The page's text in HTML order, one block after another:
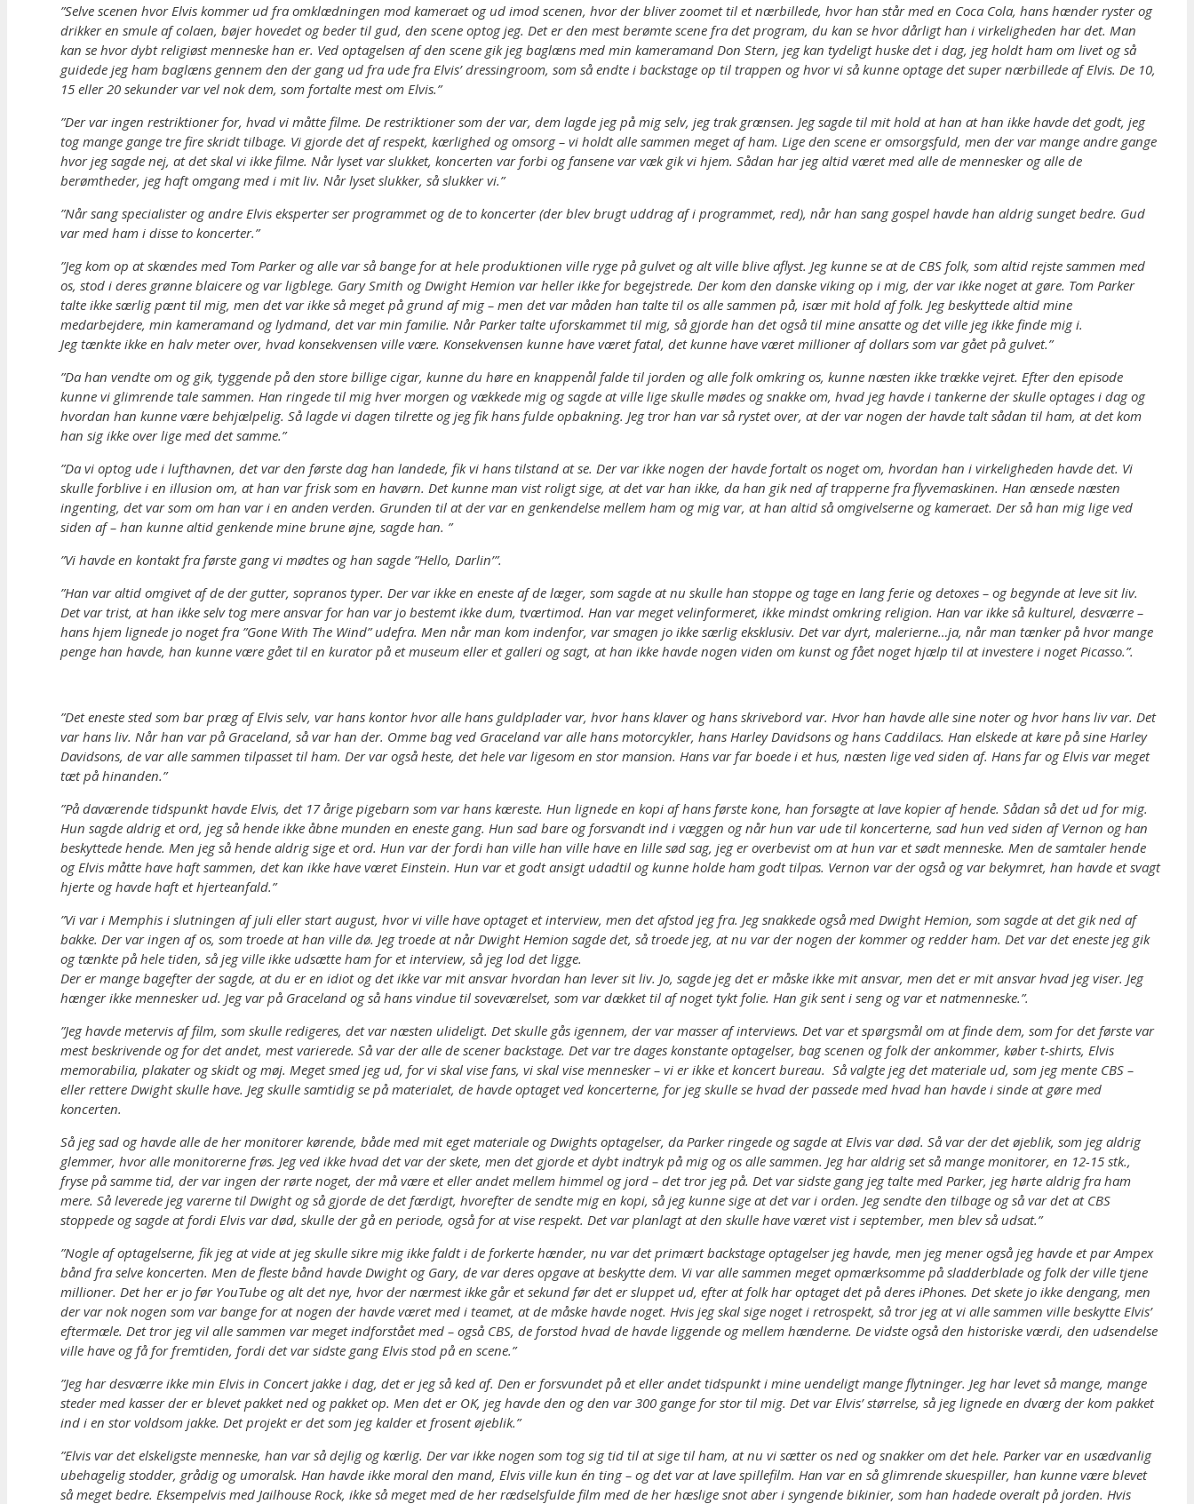
”Selve scenen hvor Elvis kommer ud fra omklædningen mod kameraet og ud imod scenen, hvor der bliver zoomet til et nærbillede, hvor han står med en Coca Cola, hans hænder ryster og
drikker en smule af colaen, bøjer hovedet og beder til gud, den scene optog jeg. Det er den mest berømte scene fra det program, du kan se hvor dårligt han i virkeligheden har det. Man
kan se hvor dybt religiøst menneske han er. Ved optagelsen af den scene gik jeg baglæns med min kameramand Don Stern, jeg kan tydeligt huske det i dag, jeg holdt ham om livet og så
guidede jeg ham baglæns gennem den der gang ud fra ude fra Elvis’ dressingroom, som så endte i backstage op til trappen og hvor vi så kunne optage det super nærbillede af Elvis. De 10,
15 eller 20 sekunder var vel nok dem, som fortalte mest om Elvis.”
”Der var ingen restriktioner for, hvad vi måtte filme. De restriktioner som der var, dem lagde jeg på mig selv, jeg trak grænsen. Jeg sagde til mit hold at han at han ikke havde det godt, jeg
tog mange gange tre fire skridt tilbage. Vi gjorde det af respekt, kærlighed og omsorg – vi holdt alle sammen meget af ham. Lige den scene er omsorgsfuld, men der var mange andre gange
hvor jeg sagde nej, at det skal vi ikke filme. Når lyset var slukket, koncerten var forbi og fansene var væk gik vi hjem. Sådan har jeg altid været med alle de mennesker og alle de
berømtheder, jeg haft omgang med i mit liv. Når lyset slukker, så slukker vi.”
”Når sang specialister og andre Elvis eksperter ser programmet og de to koncerter (der blev brugt uddrag af i programmet, red), når han sang gospel havde han aldrig sunget bedre. Gud
var med ham i disse to koncerter.”
”Jeg kom op at skændes med Tom Parker og alle var så bange for at hele produktionen ville ryge på gulvet og alt ville blive aflyst. Jeg kunne se at de CBS folk, som altid rejste sammen med
os, stod i deres grønne blaicere og var ligblege. Gary Smith og Dwight Hemion var heller ikke for begejstrede. Der kom den danske viking op i mig, der var ikke noget at gøre. Tom Parker
talte ikke særlig pænt til mig, men det var ikke så meget på grund af mig – men det var måden han talte til os alle sammen på, især mit hold af folk. Jeg beskyttede altid mine
medarbejdere, min kameramand og lydmand, det var min familie. Når Parker talte uforskammet til mig, så gjorde han det også til mine ansatte og det ville jeg ikke finde mig i.
Jeg tænkte ikke en halv meter over, hvad konsekvensen ville være. Konsekvensen kunne have været fatal, det kunne have været millioner af dollars som var gået på gulvet.”
”Da han vendte om og gik, tyggende på den store billige cigar, kunne du høre en knappenål falde til jorden og alle folk omkring os, kunne næsten ikke trække vejret. Efter den episode
kunne vi glimrende tale sammen. Han ringede til mig hver morgen og vækkede mig og sagde at ville lige skulle mødes og snakke om, hvad jeg havde i tankerne der skulle optages i dag og
hvordan han kunne være behjælpelig. Så lagde vi dagen tilrette og jeg fik hans fulde opbakning. Jeg tror han var så rystet over, at der var nogen der havde talt sådan til ham, at det kom
han sig ikke over lige med det samme.”
”Da vi optog ude i lufthavnen, det var den første dag han landede, fik vi hans tilstand at se. Der var ikke nogen der havde fortalt os noget om, hvordan han i virkeligheden havde det. Vi
skulle forblive i en illusion om, at han var frisk som en havørn. Det kunne man vist roligt sige, at det var han ikke, da han gik ned af trapperne fra flyvemaskinen. Han ænsede næsten
ingenting, det var som om han var i en anden verden. Grunden til at der var en genkendelse mellem ham og mig var, at han altid så omgivelserne og kameraet. Der så han mig lige ved
siden af – han kunne altid genkende mine brune øjne, sagde han. ”
”Vi havde en kontakt fra første gang vi mødtes og han sagde ”Hello, Darlin’”.
”Han var altid omgivet af de der gutter, sopranos typer. Der var ikke en eneste af de læger, som sagde at nu skulle han stoppe og tage en lang ferie og detoxes – og begynde at leve sit liv.
Det var trist, at han ikke selv tog mere ansvar for han var jo bestemt ikke dum, tværtimod. Han var meget velinformeret, ikke mindst omkring religion. Han var ikke så kulturel, desværre –
hans hjem lignede jo noget fra ”Gone With The Wind” udefra. Men når man kom indenfor, var smagen jo ikke særlig eksklusiv. Det var dyrt, malerierne…ja, når man tænker på hvor mange
penge han havde, han kunne være gået til en kurator på et museum eller et galleri og sagt, at han ikke havde nogen viden om kunst og fået noget hjælp til at investere i noget Picasso.”.
”Det eneste sted som bar præg af Elvis selv, var hans kontor hvor alle hans guldplader var, hvor hans klaver og hans skrivebord var. Hvor han havde alle sine noter og hvor hans liv var. Det
var hans liv. Når han var på Graceland, så var han der. Omme bag ved Graceland var alle hans motorcykler, hans Harley Davidsons og hans Caddilacs. Han elskede at køre på sine Harley
Davidsons, de var alle sammen tilpasset til ham. Der var også heste, det hele var ligesom en stor mansion. Hans var far boede i et hus, næsten lige ved siden af. Hans far og Elvis var meget
tæt på hinanden.”
”På daværende tidspunkt havde Elvis, det 17 årige pigebarn som var hans kæreste. Hun lignede en kopi af hans første kone, han forsøgte at lave kopier af hende. Sådan så det ud for mig.
Hun sagde aldrig et ord, jeg så hende ikke åbne munden en eneste gang. Hun sad bare og forsvandt ind i væggen og når hun var ude til koncerterne, sad hun ved siden af Vernon og han
beskyttede hende. Men jeg så hende aldrig sige et ord. Hun var der fordi han ville han ville have en lille sød sag, jeg er overbevist om at hun var et sødt menneske. Men de samtaler hende
og Elvis måtte have haft sammen, det kan ikke have været Einstein. Hun var et godt ansigt udadtil og kunne holde ham godt tilpas. Vernon var der også og var bekymret, han havde et svagt
hjerte og havde haft et hjerteanfald.”
”Vi var i Memphis i slutningen af juli eller start august, hvor vi ville have optaget et interview, men det afstod jeg fra. Jeg snakkede også med Dwight Hemion, som sagde at det gik ned af
bakke. Der var ingen af os, som troede at han ville dø. Jeg troede at når Dwight Hemion sagde det, så troede jeg, at nu var der nogen der kommer og redder ham. Det var det eneste jeg gik
og tænkte på hele tiden, så jeg ville ikke udsætte ham for et interview, så jeg lod det ligge.
Der er mange bagefter der sagde, at du er en idiot og det ikke var mit ansvar hvordan han lever sit liv. Jo, sagde jeg det er måske ikke mit ansvar, men det er mit ansvar hvad jeg viser. Jeg
hænger ikke mennesker ud. Jeg var på Graceland og så hans vindue til soveværelset, som var dækket til af noget tykt folie. Han gik sent i seng og var et natmenneske.”.
”Jeg havde metervis af film, som skulle redigeres, det var næsten ulideligt. Det skulle gås igennem, der var masser af interviews. Det var et spørgsmål om at finde dem, som for det første var
mest beskrivende og for det andet, mest varierede. Så var der alle de scener backstage. Det var tre dages konstante optagelser, bag scenen og folk der ankommer, køber t-shirts, Elvis
memorabilia, plakater og skidt og møj. Meget smed jeg ud, for vi skal vise fans, vi skal vise mennesker – vi er ikke et koncert bureau. Så valgte jeg det materiale ud, som jeg mente CBS –
eller rettere Dwight skulle have. Jeg skulle samtidig se på materialet, de havde optaget ved koncerterne, for jeg skulle se hvad der passede med hvad han havde i sinde at gøre med
koncerten.
Så jeg sad og havde alle de her monitorer kørende, både med mit eget materiale og Dwights optagelser, da Parker ringede og sagde at Elvis var død. Så var der det øjeblik, som jeg aldrig
glemmer, hvor alle monitorerne frøs. Jeg ved ikke hvad det var der skete, men det gjorde et dybt indtryk på mig og os alle sammen. Jeg har aldrig set så mange monitorer, en 12-15 stk.,
fryse på samme tid, der var ingen der rørte noget, der må være et eller andet mellem himmel og jord – det tror jeg på. Det var sidste gang jeg talte med Parker, jeg hørte aldrig fra ham
mere. Så leverede jeg varerne til Dwight og så gjorde de det færdigt, hvorefter de sendte mig en kopi, så jeg kunne sige at det var i orden. Jeg sendte den tilbage og så var det at CBS
stoppede og sagde at fordi Elvis var død, skulle der gå en periode, også for at vise respekt. Det var planlagt at den skulle have været vist i september, men blev så udsat.”
”Nogle af optagelserne, fik jeg at vide at jeg skulle sikre mig ikke faldt i de forkerte hænder, nu var det primært backstage optagelser jeg havde, men jeg mener også jeg havde et par Ampex
bånd fra selve koncerten. Men de fleste bånd havde Dwight og Gary, de var deres opgave at beskytte dem. Vi var alle sammen meget opmærksomme på sladderblade og folk der ville tjene
millioner. Det her er jo før YouTube og alt det nye, hvor der nærmest ikke går et sekund før det er sluppet ud, efter at folk har optaget det på deres iPhones. Det skete jo ikke dengang, men
der var nok nogen som var bange for at nogen der havde været med i teamet, at de måske havde noget. Hvis jeg skal sige noget i retrospekt, så tror jeg at vi alle sammen ville beskytte Elvis’
eftermæle. Det tror jeg vil alle sammen var meget indforstået med – også CBS, de forstod hvad de havde liggende og mellem hænderne. De vidste også den historiske værdi, den udsendelse
ville have og få for fremtiden, fordi det var sidste gang Elvis stod på en scene.”
”Jeg har desværre ikke min Elvis in Concert jakke i dag, det er jeg så ked af. Den er forsvundet på et eller andet tidspunkt i mine uendeligt mange flytninger. Jeg har levet så mange, mange
steder med kasser der er blevet pakket ned og pakket op. Men det er OK, jeg havde den og den var 300 gange for stor til mig. Det var Elvis’ størrelse, så jeg lignede en dværg der kom pakket
ind i en stor voldsom jakke. Det projekt er det som jeg kalder et frosent øjeblik.”
”Elvis var det elskeligste menneske, han var så dejlig og kærlig. Der var ikke nogen som tog sig tid til at sige til ham, at nu vi sætter os ned og snakker om det hele. Parker var en usædvanlig
ubehagelig stodder, grådig og umoralsk. Han havde ikke moral den mand, Elvis ville kun én ting – og det var at lave spillefilm. Han var en så glimrende skuespiller, han kunne være blevet
så meget bedre. Eksempelvis med Jailhouse Rock, ikke så meget med de her rædselsfulde film med de her hæslige snot aber i syngende bikinier, som han hadede overalt på jorden. Hvis